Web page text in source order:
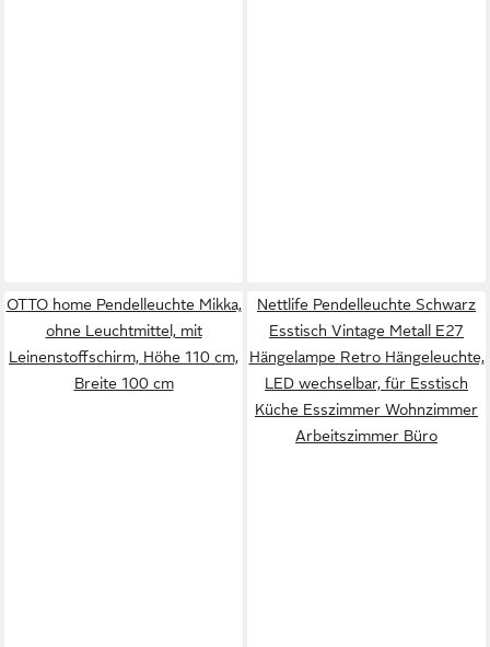
OTTO home Pendelleuchte Mikka,
ohne Leuchtmittel, mit
Leinenstoffschirm, Höhe 110 cm,
Breite 100 cm
Nettlife Pendelleuchte Schwarz
Esstisch Vintage Metall E27
Hängelampe Retro Hängeleuchte,
LED wechselbar, für Esstisch
Küche Esszimmer Wohnzimmer
Arbeitszimmer Büro